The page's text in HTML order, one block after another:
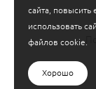
сайта, повысить
использовать
файлов cookie.
Хорошо